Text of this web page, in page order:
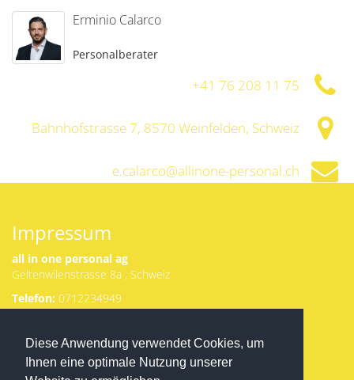
Diese Anwendung verwendet Cookies, um
Ihnen eine optimale Nutzung unserer
Erminio Calarco
Personalberater
+41 76 208 11 75
Bahnhofstrasse 7, 8570 Weinfelden, Schweiz
e.calarco@allinone-personal.ch
Impressum
all in one personal ag
Geltenwilenstrasse 8a , Schweiz
Telefon: 0712234949
Email:
personal.ch
Ansprechpartner:
von Appstore
oder Google